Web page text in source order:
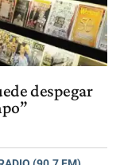
despegar